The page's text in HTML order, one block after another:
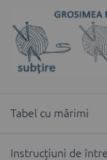
Tabel cu mărimi
Instrucțiuni de